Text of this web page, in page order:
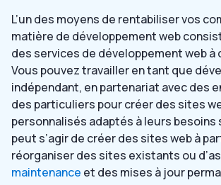
L’un des moyens de rentabiliser vos
matière de développement web
des services de développement web à
Vous pouvez travailler en tant que
indépendant, en partenariat avec des
des particuliers pour créer des sites
personnalisés adaptés à leurs besoins
peut s’agir de créer des sites web à
réorganiser des sites existants ou
maintenance et des mises à jour